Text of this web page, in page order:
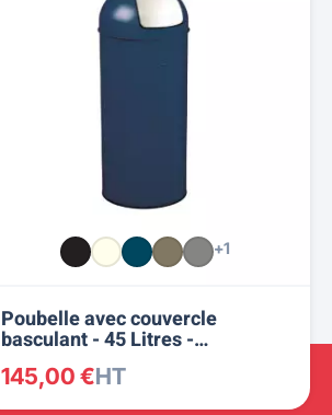
+1
Poubelle avec couvercle
basculant - 45 Litres -
ROSSIGNOL
145,00 €HT